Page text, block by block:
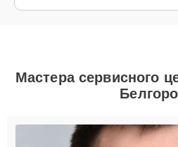
Мастера сервисного